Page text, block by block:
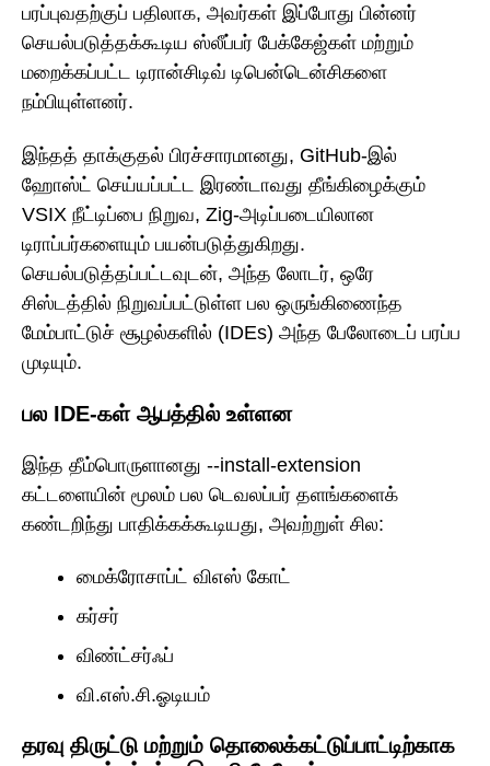
பரப்புவதற்குப் பதிலாக, அவர்கள் இப்போது பின்னர்
செயல்படுத்தக்கூடிய ஸ்லீப்பர் பேக்கேஜ்கள் மற்றும்
மறைக்கப்பட்ட டிரான்சிடிவ் டிபென்டென்சிகளை
நம்பியுள்ளனர்.
இந்தத் தாக்குதல் பிரச்சாரமானது, GitHub-இல்
ஹோஸ்ட் செய்யப்பட்ட இரண்டாவது தீங்கிழைக்கும்
VSIX நீட்டிப்பை நிறுவ, Zig-அடிப்படையிலான
டிராப்பர்களையும் பயன்படுத்துகிறது.
செயல்படுத்தப்பட்டவுடன், அந்த லோடர், ஒரே
சிஸ்டத்தில் நிறுவப்பட்டுள்ள பல ஒருங்கிணைந்த
மேம்பாட்டுச் சூழல்களில் (IDEs) அந்த பேலோடைப் பரப்ப
முடியும்.
பல IDE-கள் ஆபத்தில் உள்ளன
இந்த தீம்பொருளானது --install-extension
கட்டளையின் மூலம் பல டெவலப்பர் தளங்களைக்
கண்டறிந்து பாதிக்கக்கூடியது, அவற்றுள் சில:
மைக்ரோசாப்ட் விஎஸ் கோட்
கர்சர்
விண்ட்சர்ஃப்
வி.எஸ்.சி.ஓடியம்
தரவு திருட்டு மற்றும் தொலைக்கட்டுப்பாட்டிற்காக